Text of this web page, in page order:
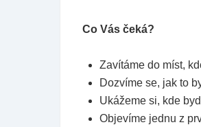
Co Vás čeká?
Zavítáme do míst,
Dozvíme se, jak to
Ukážeme si, kde
Objevíme jednu z